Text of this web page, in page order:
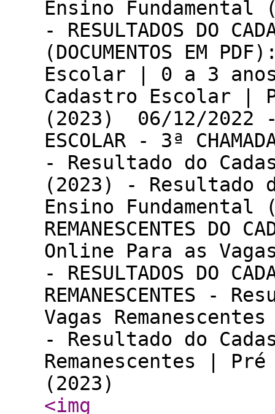
Ensino Fundamental
- RESULTADOS DO
(DOCUMENTOS EM
Escolar | 0 a 3
Cadastro Escolar |
(2023) 06/12/2022 -
ESCOLAR - 3ª
- Resultado do
(2023) - Resultado
Ensino Fundamental
REMANESCENTES DO
Online Para as
- RESULTADOS DO
REMANESCENTES -
Vagas
- Resultado do
Remanescentes |
(2023)
<img